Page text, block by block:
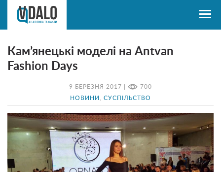
9 БЕРЕЗНЯ 2017 | 700
НОВИНИ СУСПІЛЬСТВО
Кам’янецькі моделі на Antvan
Fashion Days